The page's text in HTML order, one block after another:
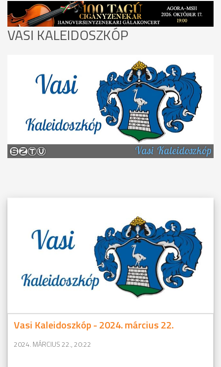
VASI KALEIDOSZKÓP
Vasi Kaleidoszkóp - 2024. március 22.
2024. MÁRCIUS 22., 20:22